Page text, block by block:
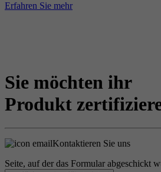
Erfahren Sie mehr
Sie möchten ihr
Produkt
Kontaktieren Sie uns
Seite, auf der das Formular abgeschickt